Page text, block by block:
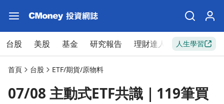
台股 美股 基金 研究報告 理財達人 新手入門
人生學習
首頁 台股 ETF/期貨/原物料
07/08 主動式ETF共識｜119筆買